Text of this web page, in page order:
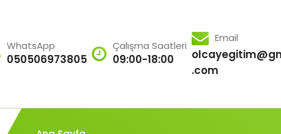
WhatsApp
050506973805
Çalışma Saatleri
09:00-18:00
Email
.com